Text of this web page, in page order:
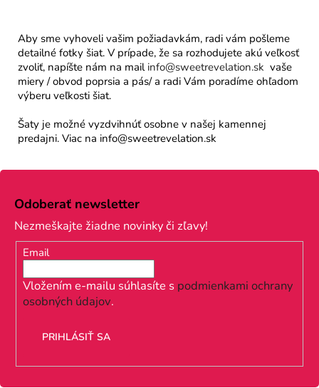
Aby sme vyhoveli vašim požiadavkám, radi vám pošleme
detailné fotky šiat. V prípade, že sa rozhodujete akú veľkosť
zvoliť, napíšte nám na mail info@sweetrevelation.sk vaše
miery / obvod poprsia a pás/ a radi Vám poradíme ohľadom
výberu veľkosti šiat.
Šaty je možné vyzdvihnúť osobne v našej kamennej
predajni. Viac na info@sweetrevelation.sk
Z
Odoberať newsletter
Nezmeškajte žiadne novinky či zľavy!
Email
Vložením e-mailu súhlasíte s podmienkami ochrany
osobných údajov.
PRIHLÁSIŤ SA